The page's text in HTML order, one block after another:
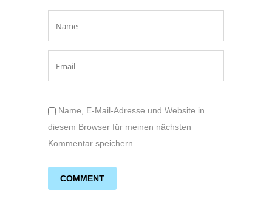
Name, E-Mail-Adresse und Website in
diesem Browser für meinen nächsten
Kommentar speichern.